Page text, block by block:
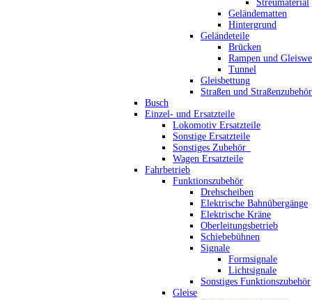
Streumaterial
Geländematten
Hintergrund
Geländeteile
Brücken
Rampen und
Tunnel
Gleisbettung
Straßen und Straßenzubehör
Busch
Einzel- und Ersatzteile
Lokomotiv Ersatzteile
Sonstige Ersatzteile
Sonstiges Zubehör_
Wagen Ersatzteile
Fahrbetrieb
Funktionszubehör
Drehscheiben
Elektrische Bahnübergänge
Elektrische Kräne
Oberleitungsbetrieb
Schiebebühnen
Signale
Formsignale
Lichtsignale
Sonstiges Funktionszubehör
Gleise